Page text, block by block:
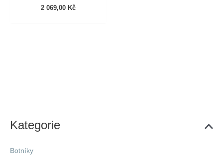
Kategorie
Botníky
2 069,00 Kč